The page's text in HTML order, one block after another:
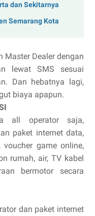
dan Sekitarnya
Semarang Kota
Dealer dengan
lewat SMS sesuai
Dan hebatnya lagi,
biaya apapun.
all operator saja,
paket internet data,
game online,
rumah, air, TV kabel
bermotor secara
dan paket internet